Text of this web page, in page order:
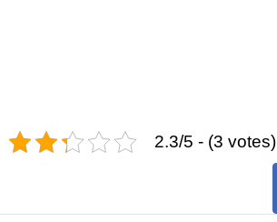
2.3/5 - (3 votes)